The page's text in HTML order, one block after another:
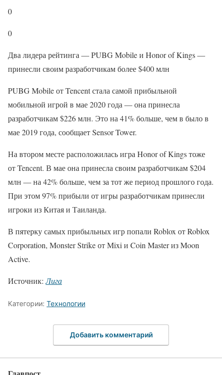
0
0
Два лидера рейтинга — PUBG Mobile и Honor of Kings —
принесли своим разработчикам более $400 млн
PUBG Mobile от Tencent стала самой прибыльной
мобильной игрой в мае 2020 года — она принесла
разработчикам $226 млн. Это на 41% больше, чем в было в
мае 2019 года, сообщает Sensor Tower.
На втором месте расположилась игра Honor of Kings тоже
от Tencent. В мае она принесла своим разработчикам $204
млн — на 42% больше, чем за тот же период прошлого года.
При этом 97% прибыли от игры разработчикам принесли
игроки из Китая и Таиланда.
В пятерку самых прибыльных игр попали Roblox от Roblox
Corporation, Monster Strike от Mixi и Coin Master из Moon
Active.
Источник:Лига
Категории: Технологии
Добавить комментарий